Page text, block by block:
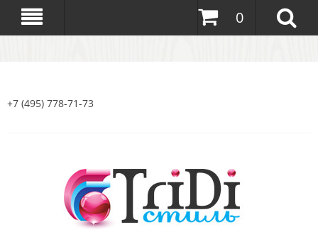
0
+7 (495) 778-71-73